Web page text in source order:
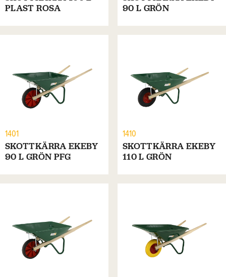
PLAST ROSA
90 L GRÖN
1401
SKOTTKÄRRA EKEBY
90 L GRÖN PFG
1410
SKOTTKÄRRA EKEBY
110 L GRÖN